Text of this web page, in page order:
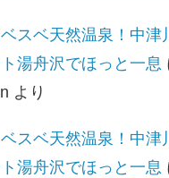
スベ天然温泉！中津
湯舟沢でほっと一息
より
スベ天然温泉！中津
湯舟沢でほっと一息